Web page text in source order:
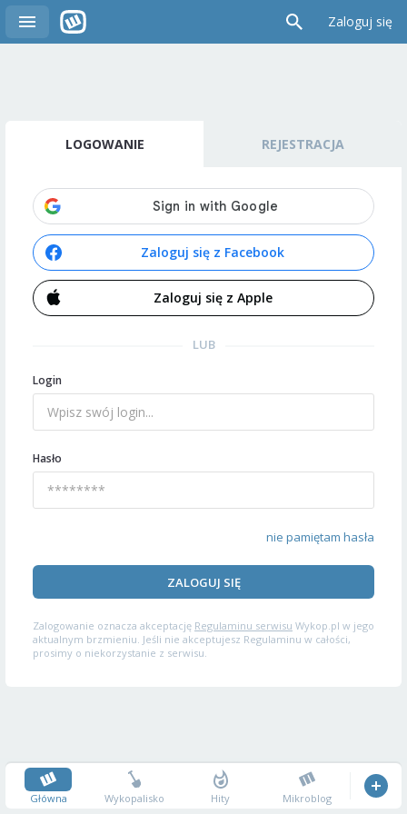
Zaloguj się
LOGOWANIE REJESTRACJA
Zaloguj się z Facebook
Zaloguj się z Apple
LUB
Login
Hasło
nie pamiętam hasła
ZALOGUJ SIĘ
Zalogowanie oznacza akceptację Regulaminu serwisu Wykop.pl w jego
aktualnym brzmieniu. Jeśli nie akceptujesz Regulaminu w całości,
prosimy o niekorzystanie z serwisu.
Główna Wykopalisko Hity Mikroblog